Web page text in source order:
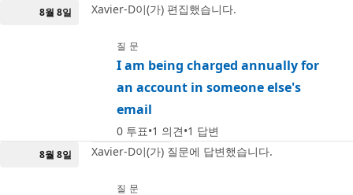
8월 8일 Xavier-D이(가) 편집했습니다.
질문
I am being charged annually for
an account in someone else's
email
0 투표 1 의견 1 답변
8월 8일 Xavier-D이(가) 질문에 답변했습니다.
질문